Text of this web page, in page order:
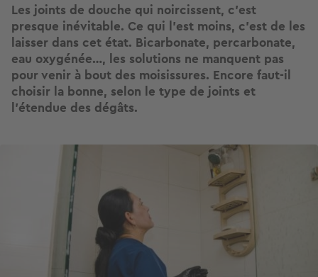
Les joints de douche qui noircissent, c'est
presque inévitable. Ce qui l'est moins, c'est de les
laisser dans cet état. Bicarbonate, percarbonate,
eau oxygénée…, les solutions ne manquent pas
pour venir à bout des moisissures. Encore faut-il
choisir la bonne, selon le type de joints et
l'étendue des dégâts.